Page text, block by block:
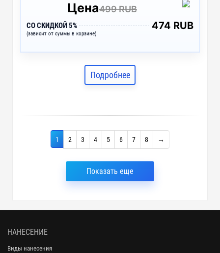
Цена499 RUB
СО СКИДКОЙ 5%
(зависит от суммы в корзине)
474 RUB
Подробнее
1 2 3 4 5 6 7 8 →
Показать еще
НАНЕСЕНИЕ
Виды нанесения